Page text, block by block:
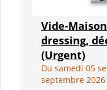
Vide-
dressing,
(Urgent)
Du samedi 05
septembre 2026